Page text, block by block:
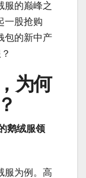
服的巅峰之
一股抢购
包的新中产
为何
鹅绒服领
服为例。高